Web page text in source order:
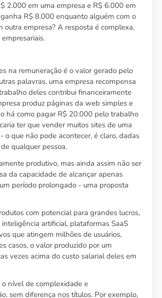
2.000 em uma empresa e R$ 6.000 em
R$ 8.000 enquanto alguém com o
empresa? A resposta é complexa,
na remuneração é o valor gerado pelo
palavras, uma empresa recompensa
deles contribui financeiramente
produz páginas da web simples e
há como pagar R$ 20.000 pelo trabalho
ter que vender muitos sites de uma
que não pode acontecer, é claro, dadas
qualquer pessoa.
produtivo, mas ainda assim não ser
da capacidade de alcançar apenas
período prolongado - uma proposta
com potencial para grandes lucros,
artificial, plataformas SaaS
que atingem milhões de usuários,
casos, o valor produzido por um
vezes acima do custo salarial deles em
nível de complexidade e
sem diferença nos títulos. Por exemplo,